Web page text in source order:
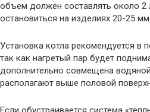
объем должен составлять около 2
остановиться на изделиях 20-25
Установка котла рекомендуется в
так как нагретый пар будет
дополнительно совмещена
располагают выше половой